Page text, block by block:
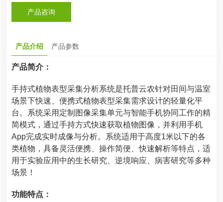
产品咨询
产品介绍 产品参数
产品简介：
手持式植物表型采集分析系统是托普云农针对田间与温室
场景下快速、便携式植物表型采集需求设计的轻量化平
台。系统采用定制图像采集单元与智能手机协同工作的精
简模式，通过手持方式快速获取植物图像，并利用手机
App完成实时成像与分析。系统适用于高度1米以下的各
类植物，具备灵活便携、操作简便、快速解析等特点，适
用于实验应用中的生长研究、逆境响应、病害研究等多种
场景！
功能特点：